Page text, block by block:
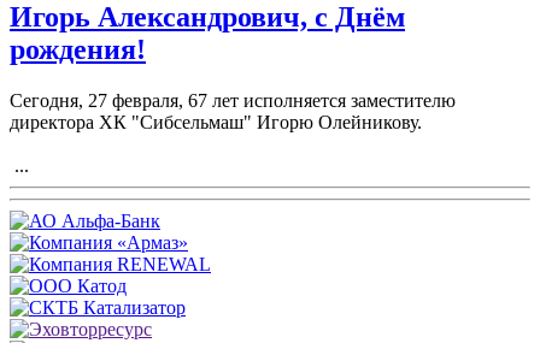
Игорь Александрович, с Днём
рождения!
Сегодня, 27 февраля, 67 лет исполняется заместителю
директора ХК "Сибсельмаш" Игорю Олейникову.
...